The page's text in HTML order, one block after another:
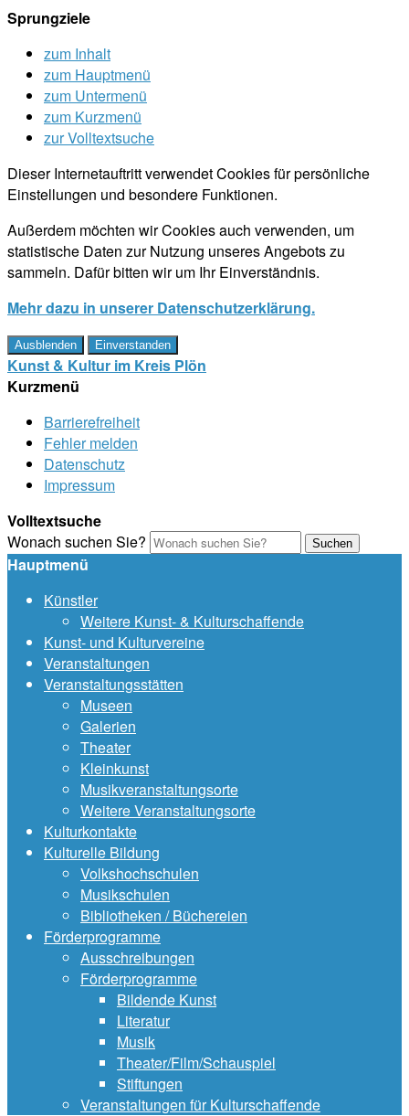
Sprungziele
zum Inhalt
zum Hauptmenü
zum Untermenü
zum Kurzmenü
zur Volltextsuche
Dieser Internetauftritt verwendet Cookies für persönliche
Einstellungen und besondere Funktionen.
Außerdem möchten wir Cookies auch verwenden, um
statistische Daten zur Nutzung unseres Angebots zu
sammeln. Dafür bitten wir um Ihr Einverständnis.
Mehr dazu in unserer Datenschutzerklärung.
Ausblenden Einverstanden
Kunst & Kultur im Kreis Plön
Kurzmenü
Barrierefreiheit
Fehler melden
Datenschutz
Impressum
Volltextsuche
Wonach suchen Sie?
Suchen
Hauptmenü
Künstler
Weitere Kunst- & Kulturschaffende
Kunst- und Kulturvereine
Veranstaltungen
Veranstaltungsstätten
Museen
Galerien
Theater
Kleinkunst
Musikveranstaltungsorte
Weitere Veranstaltungsorte
Kulturkontakte
Kulturelle Bildung
Volkshochschulen
Musikschulen
Bibliotheken / Büchereien
Förderprogramme
Ausschreibungen
Förderprogramme
Bildende Kunst
Literatur
Musik
Theater/Film/Schauspiel
Stiftungen
Veranstaltungen für Kulturschaffende